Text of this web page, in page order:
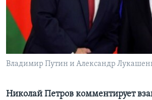
Learning English
СОЦИАЛЬНЫЕ СЕТИ
Языки
Владимир Путин и Александр
Николай Петров комментирует